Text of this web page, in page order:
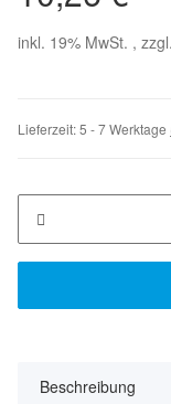
inkl. 19% MwSt. , zzgl.
Lieferzeit:5 - 7 Werktage
Beschreibung